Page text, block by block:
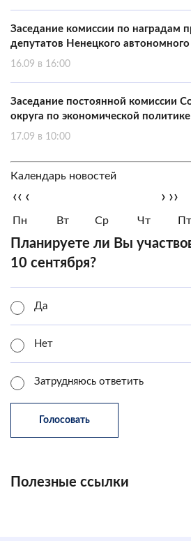
Заседание комиссии по наградам
депутатов Ненецкого автономного
16.09 в 16:00
Заседание постоянной комиссии
округа по экономической
17.09 в 10:00
Календарь новостей
‹‹ ‹ › ››
Пн Вт Ср Чт Пт
Планируете ли Вы
10 сентября?
Да
Нет
Затрудняюсь ответить
Полезные ссылки